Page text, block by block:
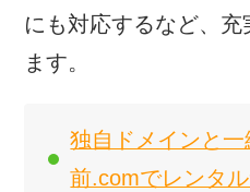
にも対応するなど、
ます。
独自ドメインと
前.comでレンタ